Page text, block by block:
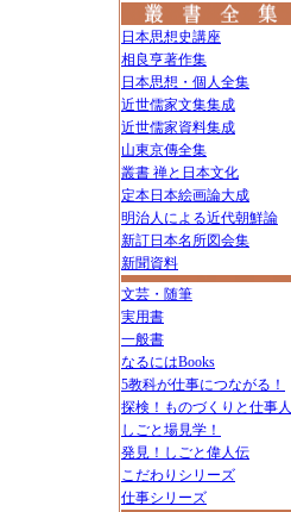
日本思想史講座
相良亨著作集
日本思想・個人全集
近世儒家文集集成
近世儒家資料集成
山東京傳全集
叢書 禅と日本文化
定本日本絵画論大成
明治人による近代朝鮮論
新訂日本名所図会集
新聞資料
文芸・随筆
実用書
一般書
なるにはBooks
5教科が仕事につながる！
探検！ものづくりと仕事人
しごと場見学！
発見！しごと偉人伝
こだわりシリーズ
仕事シリーズ